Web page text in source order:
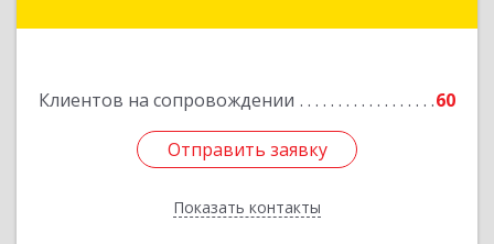
Клиентов на сопровождении 60
Отправить заявку
Показать контакты
Отправить заявку
Назад